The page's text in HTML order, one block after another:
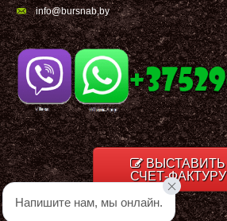
info@bursnab,by
ВЫСТАВИТЬ
СЧЕТ-ФАКТУРУ
Напишите нам, мы онлайн.